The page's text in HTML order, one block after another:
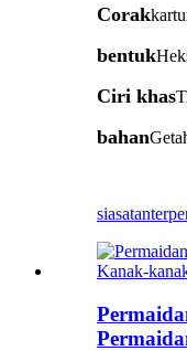
Corak
bentuk
Ciri khas
bahan
siasatan